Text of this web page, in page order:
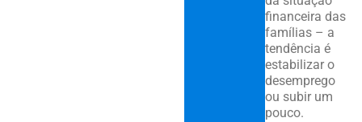
financeira das
famílias – a
tendência é
estabilizar o
desemprego
ou subir um
pouco.